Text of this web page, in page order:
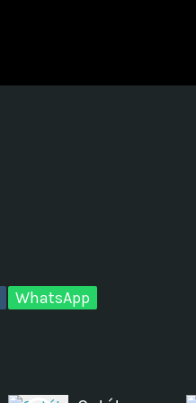
WhatsApp